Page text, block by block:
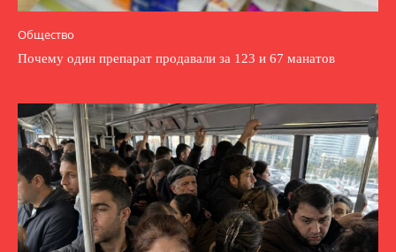
Общество
Почему один препарат продавали за 123 и 67 манатов